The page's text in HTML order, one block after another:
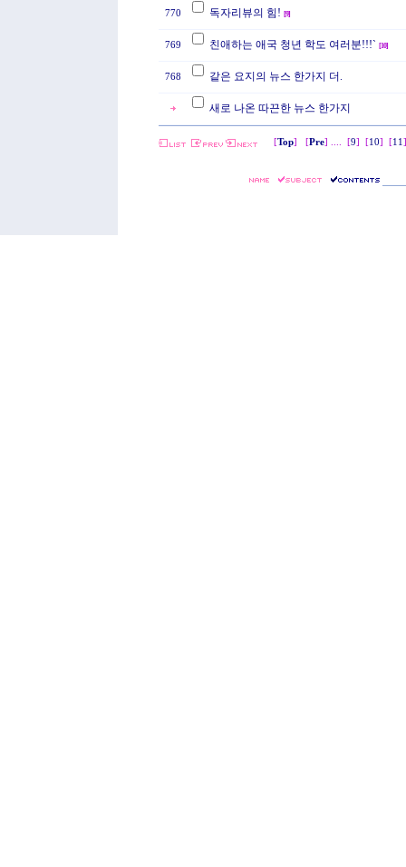
770 독자리뷰의 힘! [9]
769 친애하는 애국 청년 학도 여러분!!!` [10]
768 같은 요지의 뉴스 한가지 더.
새로 나온 따끈한 뉴스 한가지
[Top] [Pre] .... [9] [10] [11